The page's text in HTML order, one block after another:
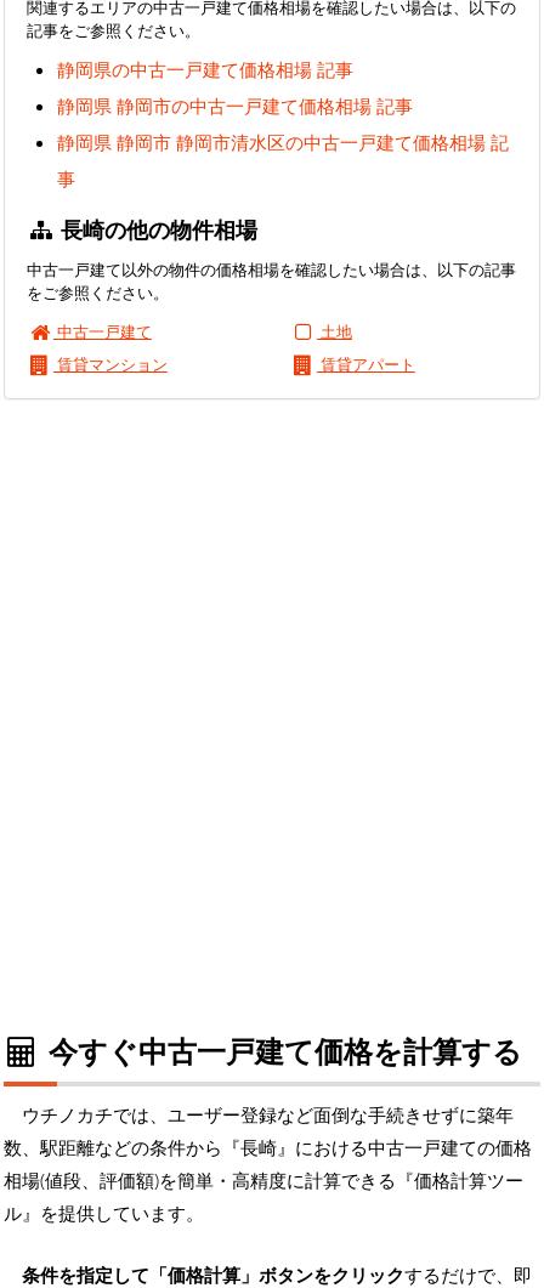
関連するエリアの中古一戸建て価格相場を確認したい場合は、以下の
記事をご参照ください。
静岡県の中古一戸建て価格相場 記事
静岡県 静岡市の中古一戸建て価格相場 記事
静岡県 静岡市 静岡市清水区の中古一戸建て価格相場 記
事
長崎の他の物件相場
中古一戸建て以外の物件の価格相場を確認したい場合は、以下の記事
をご参照ください。
中古一戸建て
土地
賃貸マンション
賃貸アパート
今すぐ中古一戸建て価格を計算する
ウチノカチでは、ユーザー登録など面倒な手続きせずに築年
数、駅距離などの条件から『長崎』における中古一戸建ての価格
相場(値段、評価額)を簡単・高精度に計算できる『価格計算ツー
ル』を提供しています。
条件を指定して「価格計算」ボタンをクリックするだけで、即